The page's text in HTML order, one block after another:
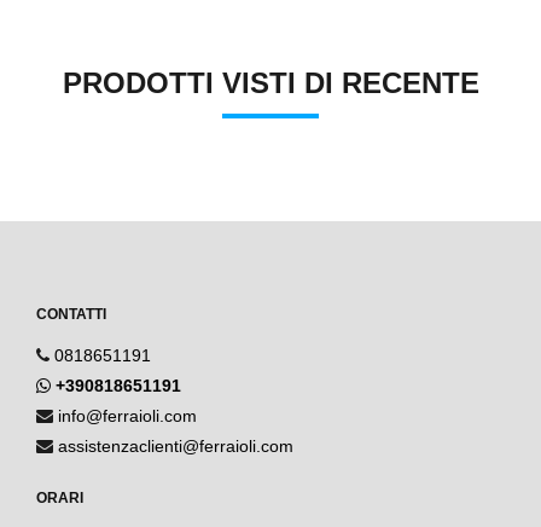
PRODOTTI VISTI DI RECENTE
CONTATTI
0818651191
+390818651191
info@ferraioli.com
assistenzaclienti@ferraioli.com
ORARI